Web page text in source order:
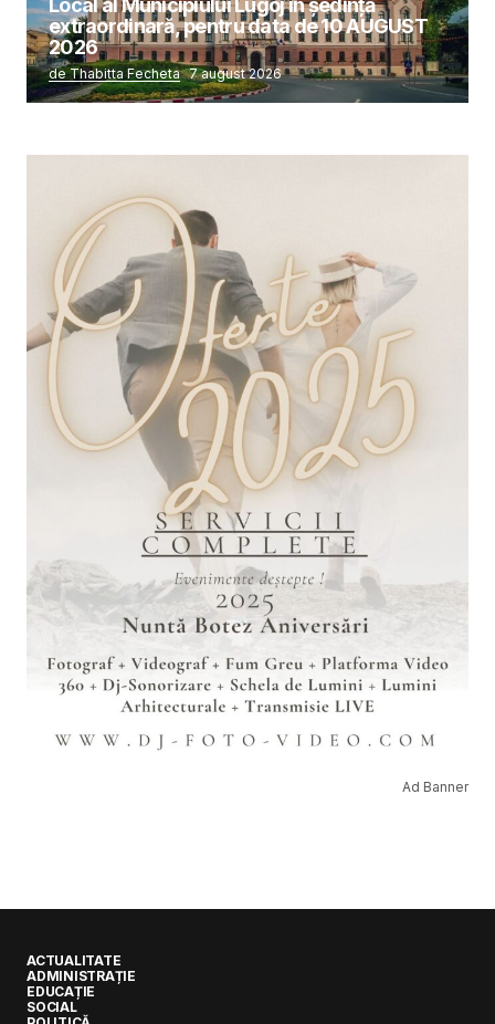
extraordinară, pentru data de 10 AUGUST
2026
de Thabitta Fecheta 7 august 2026
Ad Banner
ACTUALITATE
ADMINISTRAȚIE
EDUCAȚIE
SOCIAL